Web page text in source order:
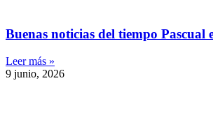
Buenas noticias del tiempo Pascual
Leer más »
9 junio, 2026